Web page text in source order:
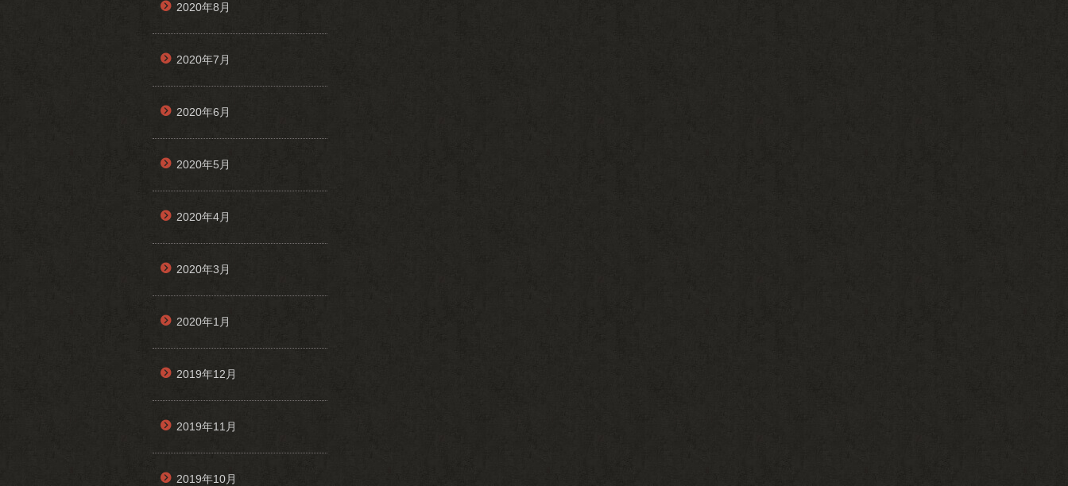
2020年8月
2020年7月
2020年6月
2020年5月
2020年4月
2020年3月
2020年1月
2019年12月
2019年11月
2019年10月